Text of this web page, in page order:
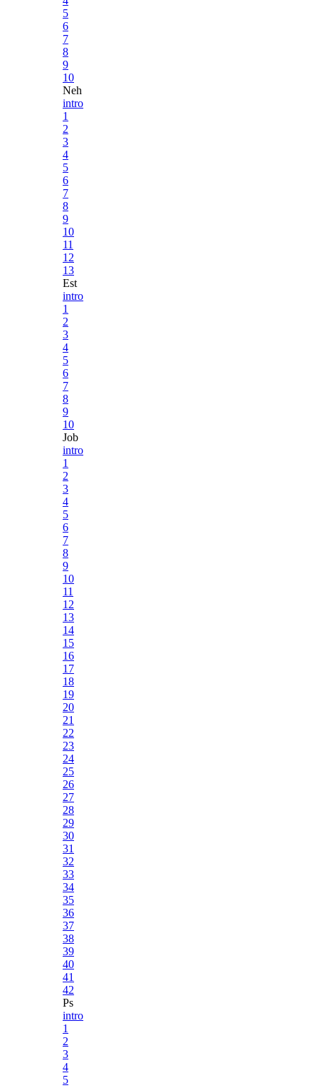
5
6
7
8
9
10
Neh
intro
1
2
3
4
5
6
7
8
9
10
11
12
13
Est
intro
1
2
3
4
5
6
7
8
9
10
Job
intro
1
2
3
4
5
6
7
8
9
10
11
12
13
14
15
16
17
18
19
20
21
22
23
24
25
26
27
28
29
30
31
32
33
34
35
36
37
38
39
40
41
42
Ps
intro
1
2
3
4
5